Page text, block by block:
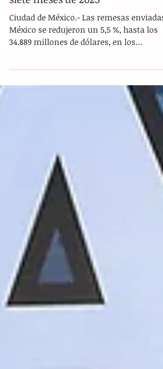
caen un 5,5 % en los primeros
siete meses de 2025
Ciudad de México.- Las remesas enviadas
México se redujeron un 5,5 %, hasta los
primeros siete meses...